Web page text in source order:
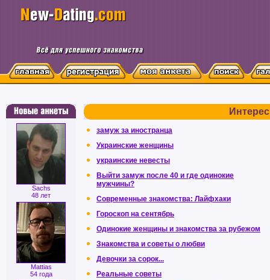
Sachs
48 лет
Mattias
54 года
замуж за иностранца
Украинские женщины
украинские невесты
Выйти замуж после 40 и где одинокие
мужчины?
Современные знакомства: Лайфхаки
Гороскоп на сентябрь
Одинокие женщины и знакомства за рубежом
Знакомства и советы о любви
Девочки за сорок...
Реальные советы